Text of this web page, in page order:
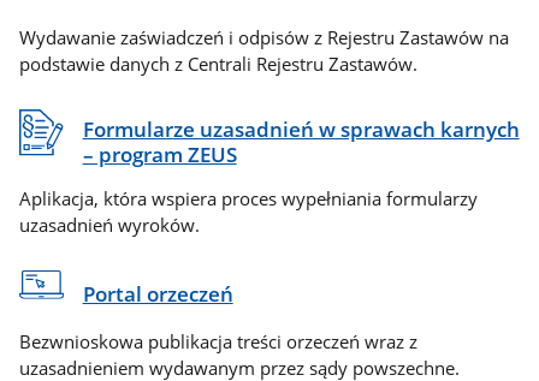
Wydawanie zaświadczeń i odpisów z Rejestru Zastawów na
podstawie danych z Centrali Rejestru Zastawów.
Formularze uzasadnień w sprawach karnych
– program ZEUS
Aplikacja, która wspiera proces wypełniania formularzy
uzasadnień wyroków.
Portal orzeczeń
Bezwnioskowa publikacja treści orzeczeń wraz z
uzasadnieniem wydawanym przez sądy powszechne.